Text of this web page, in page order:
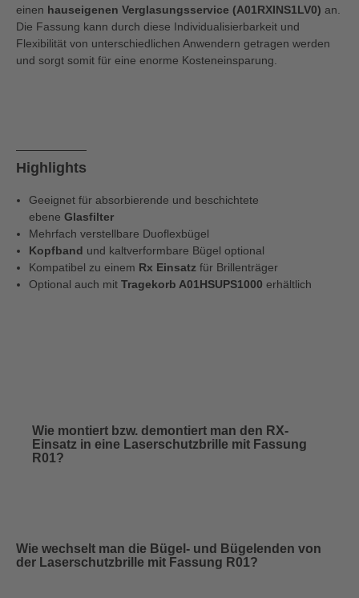
einen hauseigenen Verglasungsservice (A01RXINS1LV0) an.
Die Fassung kann durch diese Individualisierbarkeit und
Flexibilität von unterschiedlichen Anwendern getragen werden
und sorgt somit für eine enorme Kosteneinsparung.
Highlights
Geeignet für absorbierende und beschichtete
ebene Glasfilter
Mehrfach verstellbare Duoflexbügel
Kopfband und kaltverformbare Bügel optional
Kompatibel zu einem Rx Einsatz für Brillenträger
Optional auch mit Tragekorb A01HSUPS1000 erhältlich
Wie montiert bzw. demontiert man den RX-
Einsatz in eine Laserschutzbrille mit Fassung
R01?
Wie wechselt man die Bügel- und Bügelenden von
der Laserschutzbrille mit Fassung R01?